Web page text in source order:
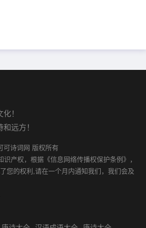
！
远方！
可诗词网 版权所有
产权，根据《信息网络传播权保护条例》，
您的权利,请在一个月内通知我们，我们会及